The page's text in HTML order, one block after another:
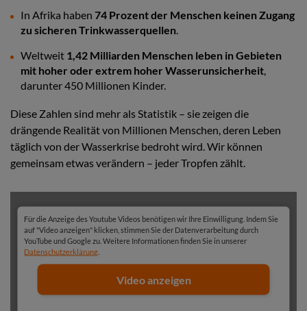
In Afrika haben 74 Prozent der Menschen keinen Zugang
zu sicheren Trinkwasserquellen.
Weltweit 1,42 Milliarden Menschen leben in Gebieten
mit hoher oder extrem hoher Wasserunsicherheit,
darunter 450 Millionen Kinder.
Diese Zahlen sind mehr als Statistik – sie zeigen die
drängende Realität von Millionen Menschen, deren Leben
täglich von der Wasserkrise bedroht wird. Wir können
gemeinsam etwas verändern – jeder Tropfen zählt.
Für die Anzeige des Youtube Videos benötigen wir Ihre Einwilligung. Indem Sie
auf "Video anzeigen" klicken, stimmen Sie der Datenverarbeitung durch
YouTube und Google zu. Weitere Informationen finden Sie in unserer
Datenschutzerklärung
Video anzeigen